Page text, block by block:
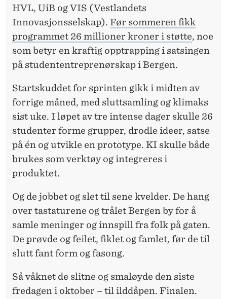
HVL, UiB og VIS (Vestlandets
Innovasjonsselskap). Før sommeren fikk
programmet 26 millioner kroner i støtte, noe
som betyr en kraftig opptrapping i satsingen
på studententreprenørskap i Bergen.
Startskuddet for sprinten gikk i midten av
forrige måned, med sluttsamling og klimaks
sist uke. I løpet av tre intense dager skulle 26
studenter forme grupper, drodle ideer, satse
på én og utvikle en prototype. KI skulle både
brukes som verktøy og integreres i
produktet.
Og de jobbet og slet til sene kvelder. De hang
over tastaturene og trålet Bergen by for å
samle meninger og innspill fra folk på gaten.
De prøvde og feilet, fiklet og famlet, før de til
slutt fant form og fasong.
Så våknet de slitne og smaløyde den siste
fredagen i oktober – til ilddåpen. Finalen.